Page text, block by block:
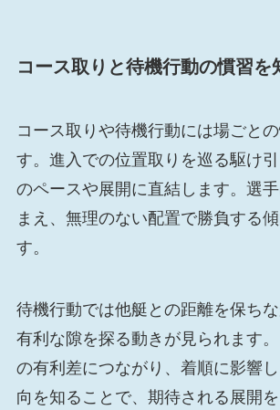
コース取りと待機行動の慣習を
コース取りや待機行動には場ごと
す。進入での位置取りを巡る駆け
のペースや展開に直結します。選
まえ、無理のない配置で勝負する
す。
待機行動では他艇との距離を保ち
有利な隙を探る動きが見られます
の有利差につながり、着順に影響
向を知ることで、期待される展開